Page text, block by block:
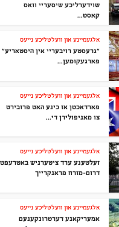
שוידערליכע שיסעריי וואס
קאסט...
אלגעמיינע און וועלטליכע נייעס
“גרעסטע רויבעריי אין היסטאריע”
פארגעקומען...
אלגעמיינע און וועלטליכע נייעס
פארדאכטן אז כינע האט פרובירט
צו מאניפולירן די...
אלגעמיינע און וועלטליכע נייעס
זעלטענע ערד ציטערניש באטרעפט
דרום-מזרח פראנקרייך
אלגעמיינע און וועלטליכע נייעס
אמעריקאנע דערטרונקענעם